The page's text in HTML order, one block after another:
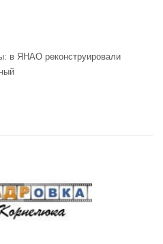
в ЯНАО реконструировали